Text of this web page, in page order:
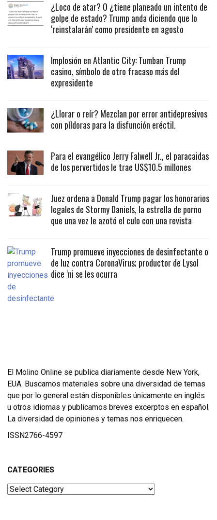
¿Loco de atar? O ¿tiene planeado un intento de
golpe de estado? Trump anda diciendo que lo
‘reinstalarán’ como presidente en agosto
Implosión en Atlantic City: Tumban Trump
casino, símbolo de otro fracaso más del
expresidente
¿Llorar o reír? Mezclan por error antidepresivos
con píldoras para la disfunción eréctil.
Para el evangélico Jerry Falwell Jr., el paracaidas
de los pervertidos le trae US$10.5 millones
Juez ordena a Donald Trump pagar los honorarios
legales de Stormy Daniels, la estrella de porno
que una vez le azotó el culo con una revista
Trump promueve inyecciones de desinfectante o
de luz contra CoronaVirus; productor de Lysol
dice ‘ni se les ocurra
El Molino Online se publica diariamente desde New York,
EUA. Buscamos materiales sobre una diversidad de temas
que por lo general están disponibles únicamente en inglés
u otros idiomas y publicamos breves excerptos en español.
La diversidad de opiniones y temas nos enriquecen.
ISSN2766-4597
CATEGORIES
Categories